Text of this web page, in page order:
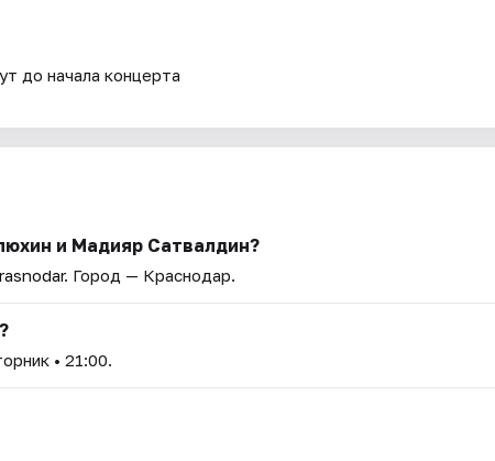
до начала концерта
и Мадияр Сатвалдин?
. Город — Краснодар.
• 21:00.